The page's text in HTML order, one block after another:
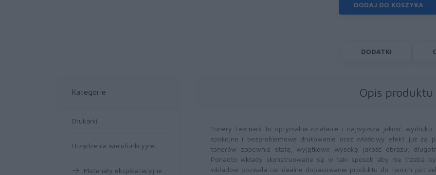
DODAJ DO KOSZYKA
DODATKI
Kategorie
Drukarki
Urządzenia wielofunkcyjne
Materiały eksploatacyjne
Opis produktu
Tonery Lexmark to optymalne działanie i najwyższą jakość
spokojne i bezproblemowe drukowanie oraz właściwy efekt już za
tonerów zapewnia stałą, wyjątkowo wysoką jakość obrazu,
Ponadto wkłady skonstruowane są w taki sposób aby nie trzeba
wkładów pozwala na idealne dopasowanie produktu do Twoich